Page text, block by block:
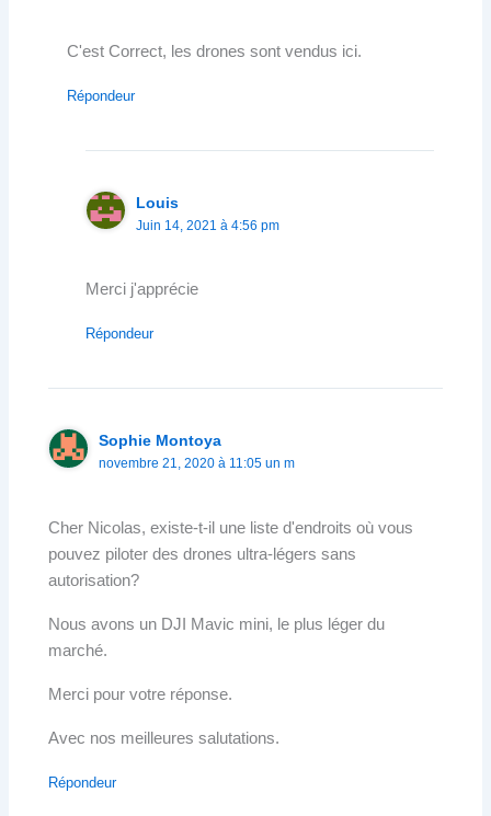
C'est Correct, les drones sont vendus ici.
Répondeur
Louis
Juin 14, 2021 à 4:56 pm
Merci j'apprécie
Répondeur
Sophie Montoya
novembre 21, 2020 à 11:05 un m
Cher Nicolas, existe-t-il une liste d'endroits où vous
pouvez piloter des drones ultra-légers sans
autorisation?
Nous avons un DJI Mavic mini, le plus léger du
marché.
Merci pour votre réponse.
Avec nos meilleures salutations.
Répondeur